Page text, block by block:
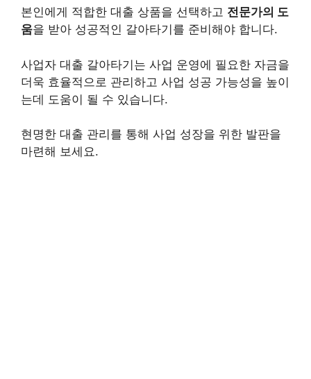
본인에게 적합한 대출 상품을 선택하고 전문가의 도
움을 받아 성공적인 갈아타기를 준비해야 합니다.
사업자 대출 갈아타기는 사업 운영에 필요한 자금을
더욱 효율적으로 관리하고 사업 성공 가능성을 높이
는데 도움이 될 수 있습니다.
현명한 대출 관리를 통해 사업 성장을 위한 발판을
마련해 보세요.